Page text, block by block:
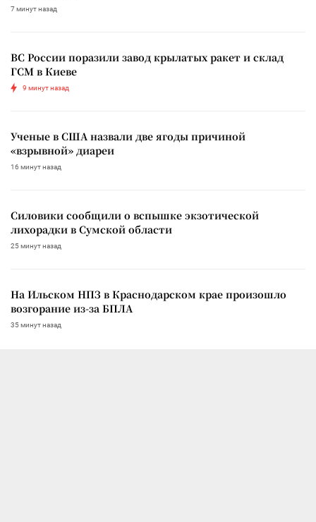
7 минут назад
ВС России поразили завод крылатых ракет и склад
ГСМ в Киеве
9 минут назад
Ученые в США назвали две ягоды причиной
«взрывной» диареи
16 минут назад
Силовики сообщили о вспышке экзотической
лихорадки в Сумской области
25 минут назад
На Ильском НПЗ в Краснодарском крае произошло
возгорание из-за БПЛА
35 минут назад